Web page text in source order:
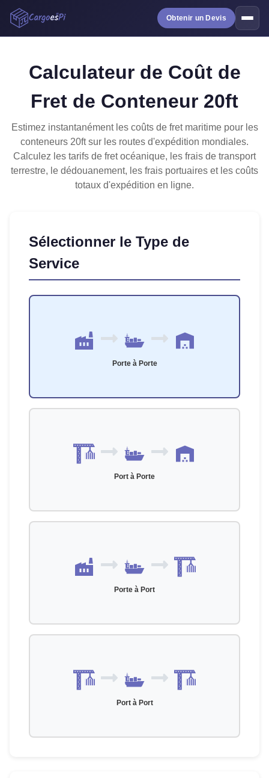
Obtenir un Devis
Calculateur de Coût de
Fret de Conteneur 20ft
Estimez instantanément les coûts de fret maritime pour les
conteneurs 20ft sur les routes d'expédition mondiales.
Calculez les tarifs de fret océanique, les frais de transport
terrestre, le dédouanement, les frais portuaires et les coûts
totaux d'expédition en ligne.
Sélectionner le Type de
Service
Porte à Porte
Port à Porte
Porte à Port
Port à Port